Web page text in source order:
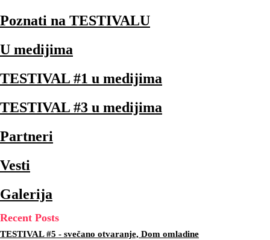
Poznati na TESTIVALU
U medijima
TESTIVAL #1 u medijima
TESTIVAL #3 u medijima
Partneri
Vesti
Galerija
Recent Posts
TESTIVAL #5 - svečano otvaranje, Dom omladine